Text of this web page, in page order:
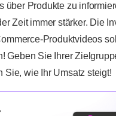
über Produkte zu
Zeit immer stärker. Die
Produktvideos
Geben Sie Ihrer
Sie, wie Ihr Umsatz steigt!